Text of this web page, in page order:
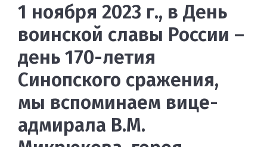
1 ноября 2023 г., в День
воинской славы России –
день 170-летия
Синопского сражения,
мы вспоминаем вице-
адмирала В.М.